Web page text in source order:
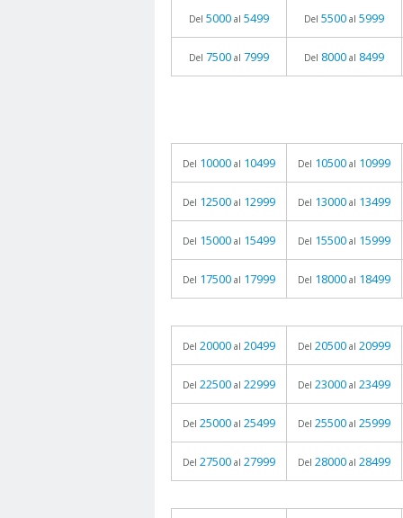
Del 5000 al 5499 Del 5500 al 5999
Del 7500 al 7999 Del 8000 al 8499
Del 10000 al 10499 Del 10500 al 10999
Del 12500 al 12999 Del 13000 al 13499
Del 15000 al 15499 Del 15500 al 15999
Del 17500 al 17999 Del 18000 al 18499
Del 20000 al 20499 Del 20500 al 20999
Del 22500 al 22999 Del 23000 al 23499
Del 25000 al 25499 Del 25500 al 25999
Del 27500 al 27999 Del 28000 al 28499